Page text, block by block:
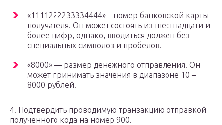
«1111222233334444» – номер банковской карты
получателя. Он может состоять из шестнадцати и
более цифр, однако, вводиться должен без
специальных символов и пробелов.
«8000» — размер денежного отправления. Он
может принимать значения в диапазоне 10 –
8000 рублей.
4. Подтвердить проводимую транзакцию отправкой
полученного кода на номер 900.